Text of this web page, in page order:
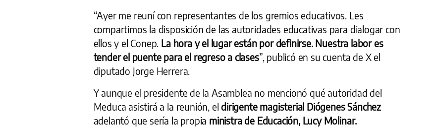
“Ayer me reuní con representantes de los gremios educativos. Les
compartimos la disposición de las autoridades educativas para dialogar con
ellos y el Conep. La hora y el lugar están por definirse. Nuestra labor es
tender el puente para el regreso a clases”, publicó en su cuenta de X el
diputado Jorge Herrera.
Y aunque el presidente de la Asamblea no mencionó qué autoridad del
Meduca asistirá a la reunión, el dirigente magisterial Diógenes Sánchez
adelantó que sería la propia ministra de Educación, Lucy Molinar.